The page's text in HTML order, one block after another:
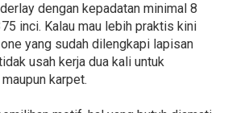
dengan kepadatan minimal 8
inci. Kalau mau lebih praktis kini
yang sudah dilengkapi lapisan
usah kerja dua kali untuk
karpet.